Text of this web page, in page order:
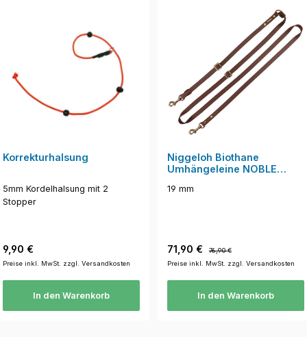
Korrekturhalsung
5mm Kordelhalsung mit 2
Stopper
Regulärer Preis:
9,90 €
Preise inkl. MwSt. zzgl. Versandkosten
In den Warenkorb
Niggeloh Biothane
Umhängeleine NOBLE
19 mm
Verkaufspreis:
71,90 € Regulärer Preis:
76,90 €
Preise inkl. MwSt. zzgl. Versandkosten
In den Warenkorb